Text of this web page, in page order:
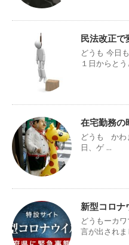
民法改正で
どうも 今日
１日からと
在宅勤務の
どうも かわ
日、ゲ ...
新型コロナ
どうもーカ
言が出されま